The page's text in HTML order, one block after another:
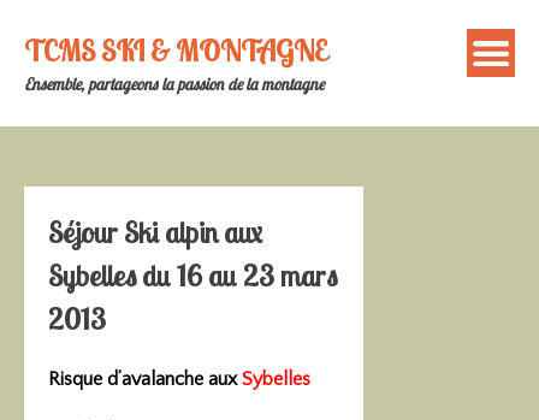
TCMS SKI & MONTAGNE
Ensemble, partageons la passion de la montagne
Séjour Ski alpin aux
Sybelles du 16 au 23 mars
2013
Risque d’avalanche auxSybelles